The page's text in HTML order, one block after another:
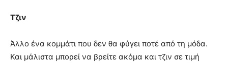
Τζιν
Άλλο ένα κομμάτι που δεν θα φύγει ποτέ από τη μόδα.
Και μάλιστα μπορεί να βρείτε ακόμα και τζιν σε τιμή